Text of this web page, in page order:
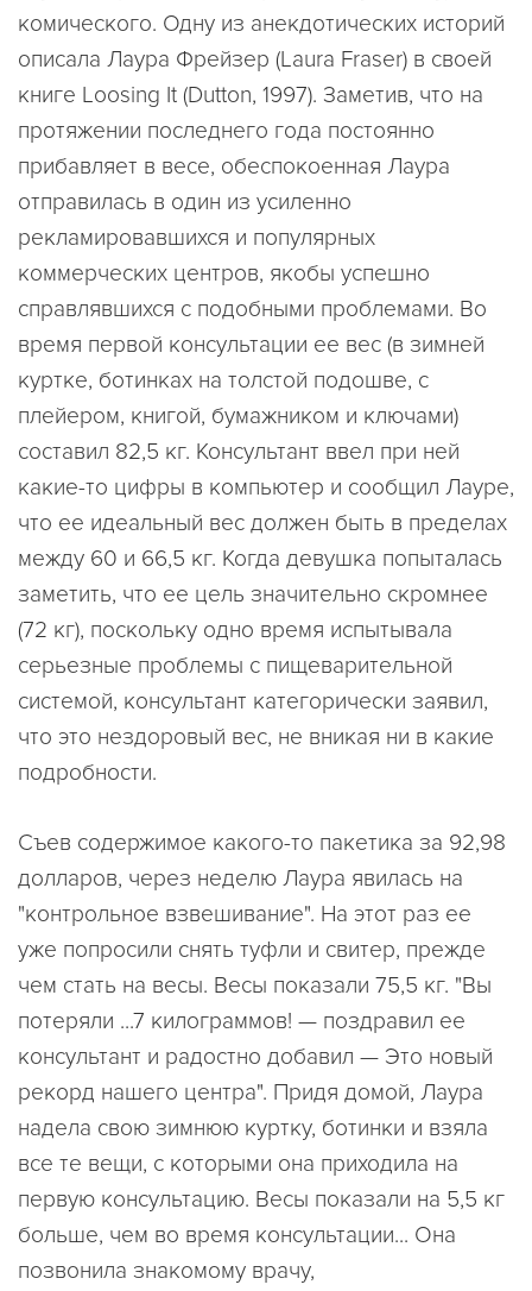
комического. Одну из анекдотических историй
описала Лаура Фрейзер (Laura Fraser) в своей
книге Loosing It (Dutton, 1997). Заметив, что на
протяжении последнего года постоянно
прибавляет в весе, обеспокоенная Лаура
отправилась в один из усиленно
рекламировавшихся и популярных
коммерческих центров, якобы успешно
справлявшихся с подобными проблемами. Во
время первой консультации ее вес (в зимней
куртке, ботинках на толстой подошве, с
плейером, книгой, бумажником и ключами)
составил 82,5 кг. Консультант ввел при ней
какие-то цифры в компьютер и сообщил Лауре,
что ее идеальный вес должен быть в пределах
между 60 и 66,5 кг. Когда девушка попыталась
заметить, что ее цель значительно скромнее
(72 кг), поскольку одно время испытывала
серьезные проблемы с пищеварительной
системой, консультант категорически заявил,
что это нездоровый вес, не вникая ни в какие
подробности.
Съев содержимое какого-то пакетика за 92,98
долларов, через неделю Лаура явилась на
"контрольное взвешивание". На этот раз ее
уже попросили снять туфли и свитер, прежде
чем стать на весы. Весы показали 75,5 кг. "Вы
потеряли ...7 килограммов! — поздравил ее
консультант и радостно добавил — Это новый
рекорд нашего центра". Придя домой, Лаура
надела свою зимнюю куртку, ботинки и взяла
все те вещи, с которыми она приходила на
первую консультацию. Весы показали на 5,5 кг
больше, чем во время консультации... Она
позвонила знакомому врачу,